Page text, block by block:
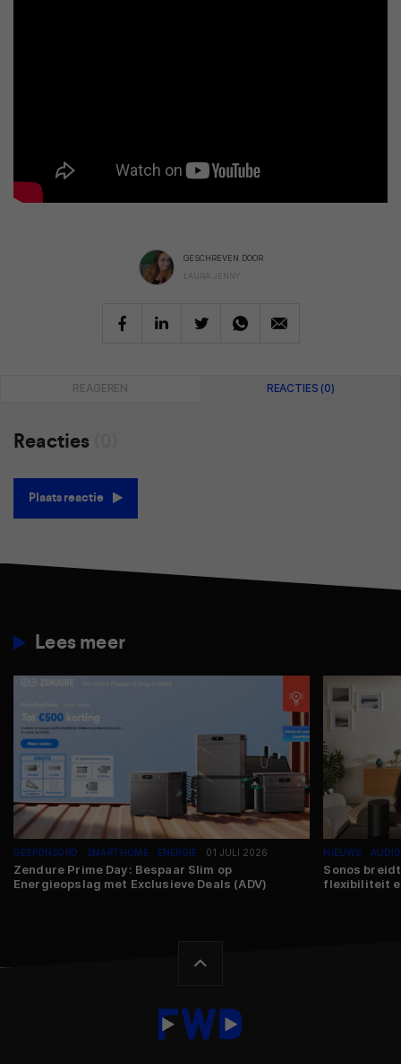
GESCHREVEN DOOR
LAURA JENNY
REAGEREN REACTIES (0)
Reacties
Plaats reactie
Lees meer
GESPONSORD SMARTHOME ENERGIE 01 JULI 2026
Zendure Prime Day: Bespaar Slim op
Energieopslag met Exclusieve Deals (ADV)
NIEUWS AUDIO
Sonos
flexibiliteit